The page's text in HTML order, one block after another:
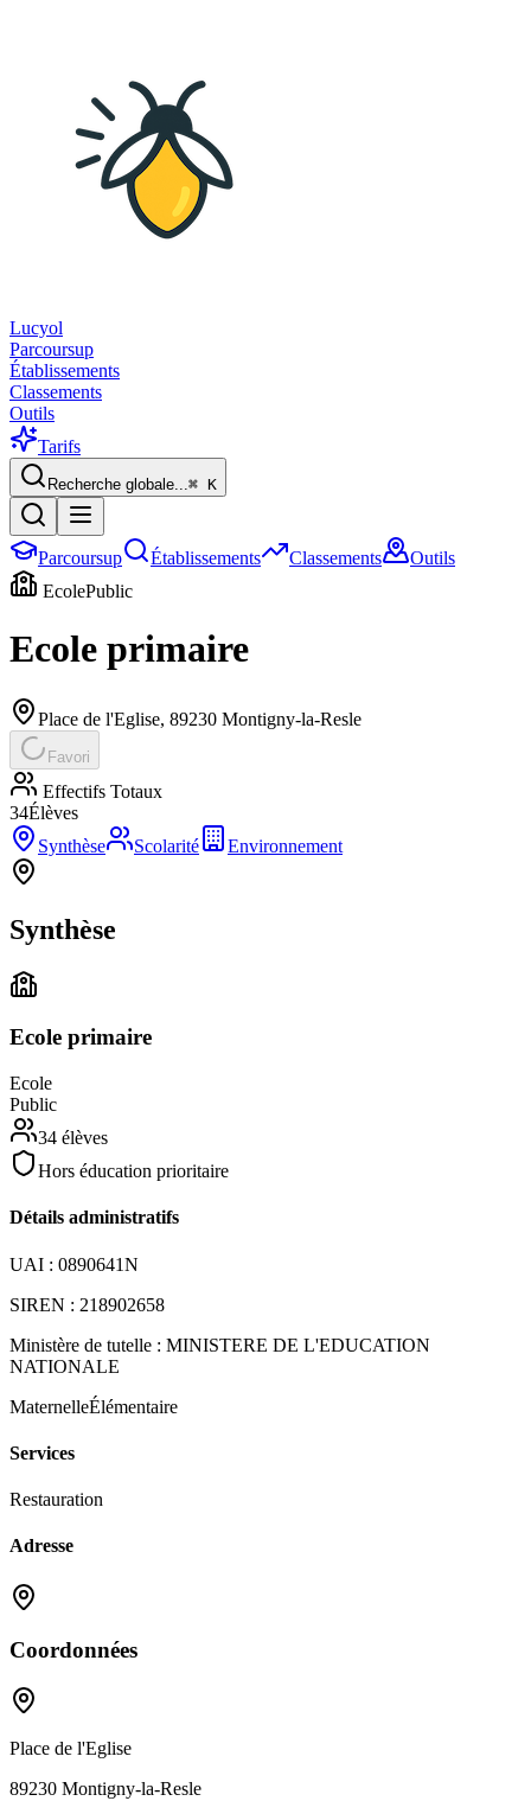
Lucyol
Parcoursup
Établissements
Classements
Outils
Tarifs
Recherche globale...⌘ K
Parcoursup Établissements Classements
Outils
EcolePublic
Ecole primaire
Place de l'Eglise, 89230 Montigny-la-Resle
Favori
Effectifs Totaux
34Élèves
Synthèse
Scolarité Environnement
Synthèse
Ecole primaire
Ecole
Public
34 élèves
Hors éducation prioritaire
Détails administratifs
UAI : 0890641N
SIREN : 218902658
Ministère de tutelle : MINISTERE DE L'EDUCATION
NATIONALE
MaternelleÉlémentaire
Services
Restauration
Adresse
Coordonnées
Place de l'Eglise
89230 Montigny-la-Resle